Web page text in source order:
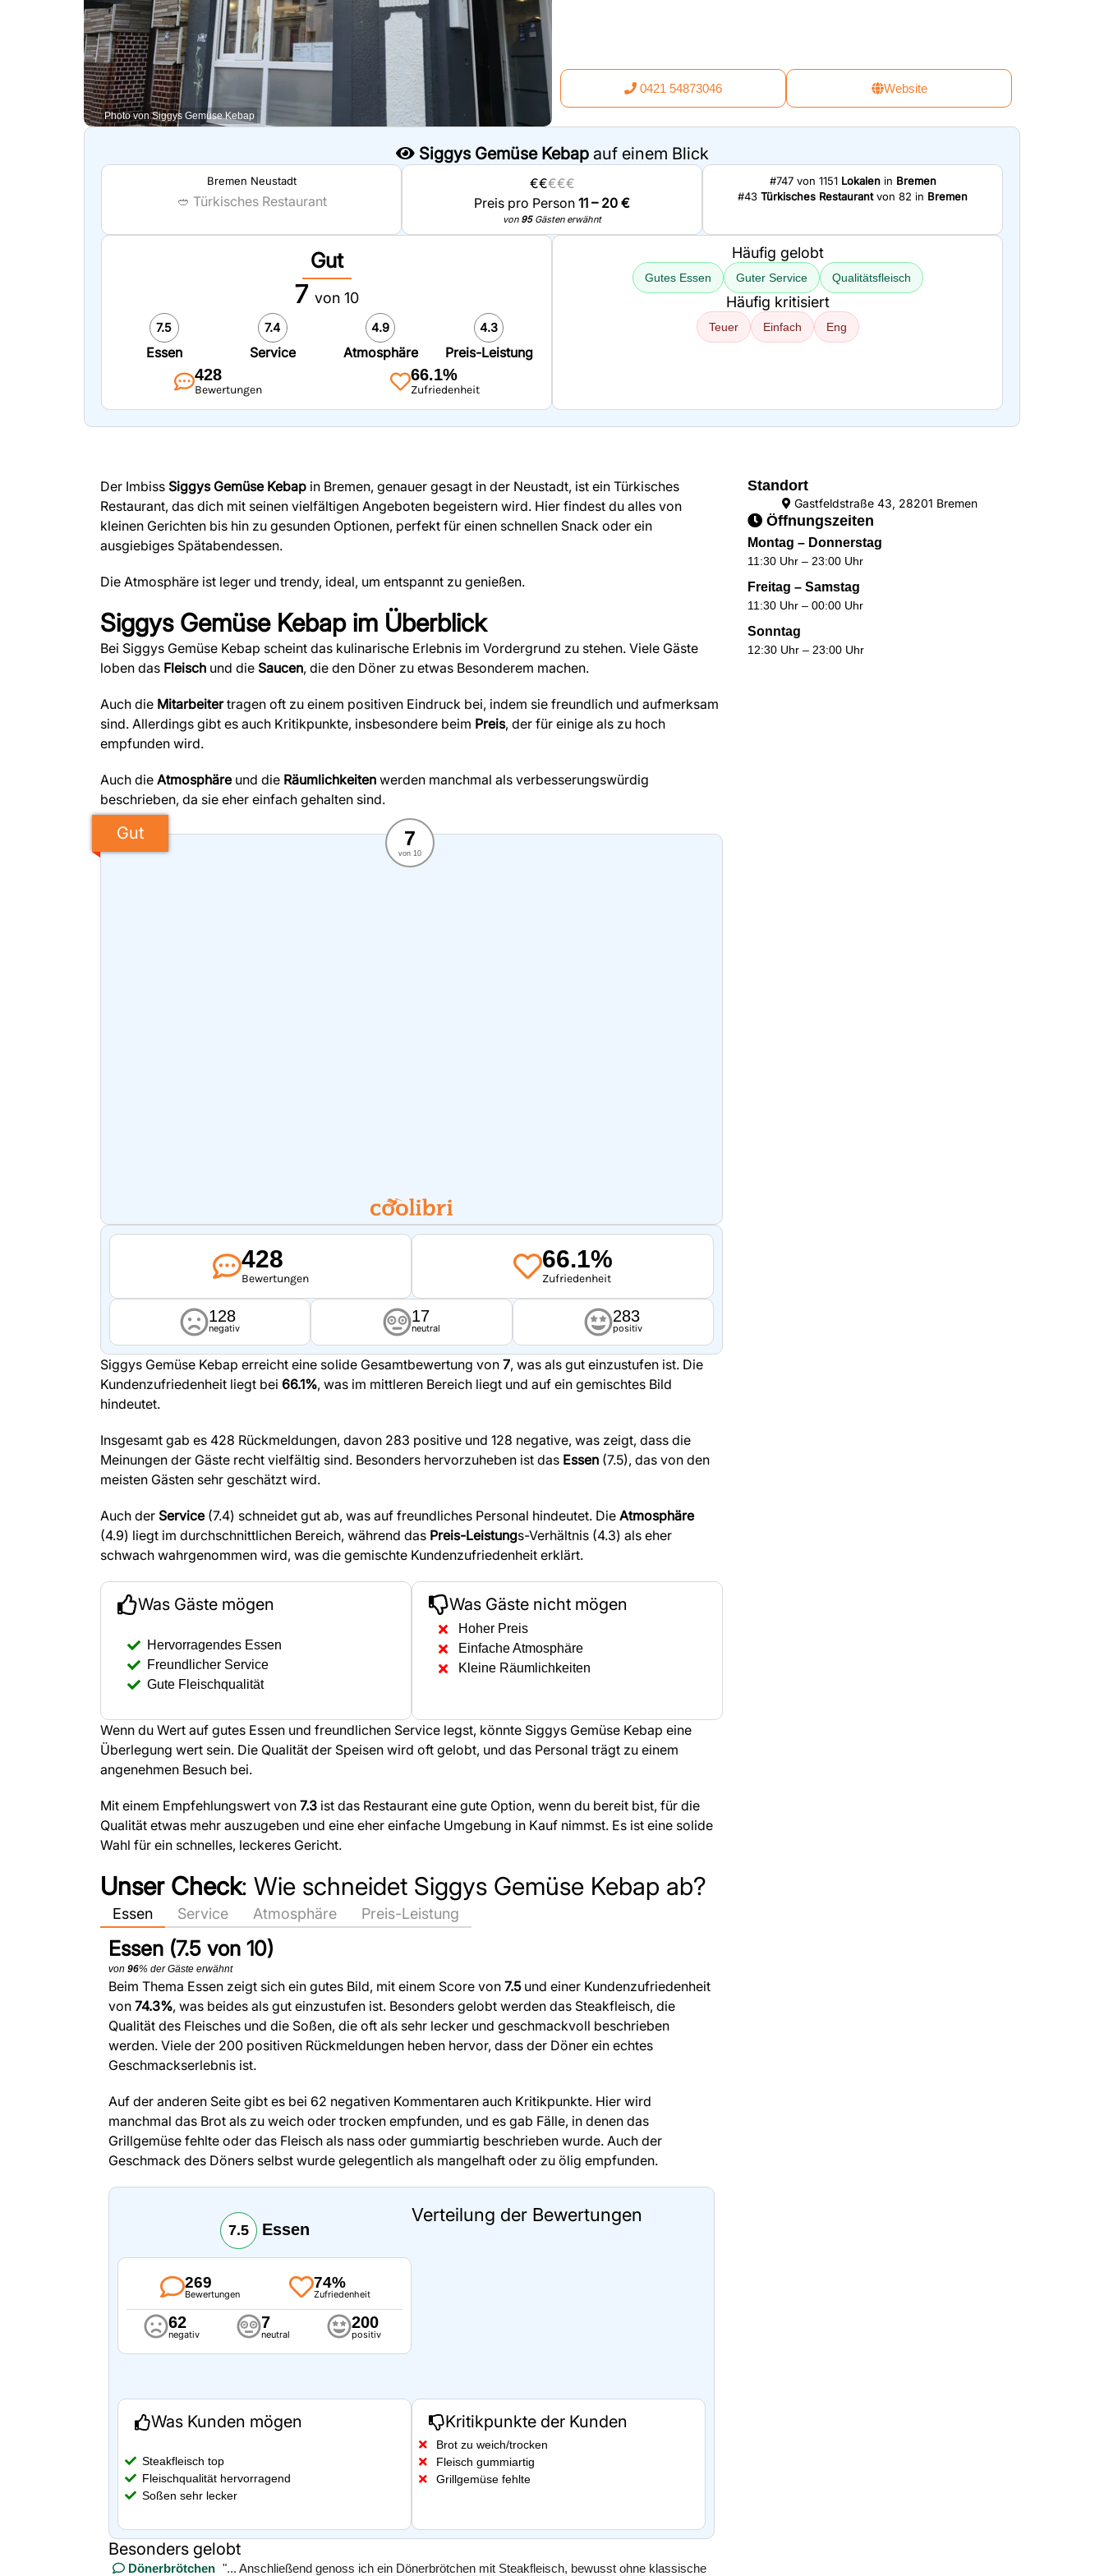
Photo von Siggys Gemüse Kebap
0421 54873046 Website
Siggys Gemüse Kebapauf einem Blick
Bremen Neustadt
🥙 Türkisches Restaurant
€€€€€
Preis pro Person 11 – 20 €
von 95Gästen erwähnt
#747 von 1151 Lokalenin Bremen
#43 Türkisches Restaurantvon 82 in Bremen
Gut
7 von 10
7.5
Essen
7.4
Service
4.9
Atmosphäre
4.3
Preis-Leistung
428
Bewertungen
66.1%
Zufriedenheit
Häufig gelobt
Gutes Essen Guter Service Qualitätsfleisch
Häufig kritisiert
Teuer Einfach Eng
Der Imbiss Siggys Gemüse Kebap in Bremen, genauer gesagt in der Neustadt, ist ein Türkisches
Restaurant, das dich mit seinen vielfältigen Angeboten begeistern wird. Hier findest du alles von
kleinen Gerichten bis hin zu gesunden Optionen, perfekt für einen schnellen Snack oder ein
ausgiebiges Spätabendessen.
Die Atmosphäre ist leger und trendy, ideal, um entspannt zu genießen.
Siggys Gemüse Kebapim Überblick
Bei Siggys Gemüse Kebap scheint das kulinarische Erlebnis im Vordergrund zu stehen. Viele Gäste
loben das Fleisch und die Saucen, die den Döner zu etwas Besonderem machen.
Auch die Mitarbeitertragen oft zu einem positiven Eindruck bei, indem sie freundlich und aufmerksam
sind. Allerdings gibt es auch Kritikpunkte, insbesondere beim Preis, der für einige als zu hoch
empfunden wird.
Auch die Atmosphäreund die Räumlichkeiten werden manchmal als verbesserungswürdig
beschrieben, da sie eher einfach gehalten sind.
Gut 7
von 10
428
Bewertungen
66.1%
Zufriedenheit
128
negativ
17
neutral
283
positiv
Siggys Gemüse Kebap erreicht eine solide Gesamtbewertung von 7, was als gut einzustufen ist. Die
Kundenzufriedenheit liegt bei 66.1%, was im mittleren Bereich liegt und auf ein gemischtes Bild
hindeutet.
Insgesamt gab es 428 Rückmeldungen, davon 283 positive und 128 negative, was zeigt, dass die
Meinungen der Gäste recht vielfältig sind. Besonders hervorzuheben ist das Essen (7.5), das von den
meisten Gästen sehr geschätzt wird.
Auch der Service(7.4) schneidet gut ab, was auf freundliches Personal hindeutet. Die Atmosphäre
(4.9) liegt im durchschnittlichen Bereich, während das Preis-Leistungs-Verhältnis (4.3) als eher
schwach wahrgenommen wird, was die gemischte Kundenzufriedenheit erklärt.
Was Gäste mögen
Hervorragendes Essen
Freundlicher Service
Gute Fleischqualität
Was Gäste nicht mögen
Hoher Preis
Einfache Atmosphäre
Kleine Räumlichkeiten
Wenn du Wert auf gutes Essen und freundlichen Service legst, könnte Siggys Gemüse Kebap eine
Überlegung wert sein. Die Qualität der Speisen wird oft gelobt, und das Personal trägt zu einem
angenehmen Besuch bei.
Mit einem Empfehlungswert von 7.3 ist das Restaurant eine gute Option, wenn du bereit bist, für die
Qualität etwas mehr auszugeben und eine eher einfache Umgebung in Kauf nimmst. Es ist eine solide
Wahl für ein schnelles, leckeres Gericht.
Unser Check: Wie schneidet Siggys Gemüse Kebap ab?
Essen Service Atmosphäre Preis-Leistung
Essen (7.5 von 10)
von 96% der Gäste erwähnt
Beim Thema Essen zeigt sich ein gutes Bild, mit einem Score von 7.5und einer Kundenzufriedenheit
von 74.3%, was beides als gut einzustufen ist. Besonders gelobt werden das Steakfleisch, die
Qualität des Fleisches und die Soßen, die oft als sehr lecker und geschmackvoll beschrieben
werden. Viele der 200 positiven Rückmeldungen heben hervor, dass der Döner ein echtes
Geschmackserlebnis ist.
Auf der anderen Seite gibt es bei 62 negativen Kommentaren auch Kritikpunkte. Hier wird
manchmal das Brot als zu weich oder trocken empfunden, und es gab Fälle, in denen das
Grillgemüse fehlte oder das Fleisch als nass oder gummiartig beschrieben wurde. Auch der
Geschmack des Döners selbst wurde gelegentlich als mangelhaft oder zu ölig empfunden.
7.5 Essen
269
Bewertungen
74%
Zufriedenheit
62
negativ
7
neutral
200
positiv
Verteilung der Bewertungen
Was Kunden mögen
Steakfleisch top
Fleischqualität hervorragend
Soßen sehr lecker
Kritikpunkte der Kunden
Brot zu weich/trocken
Fleisch gummiartig
Grillgemüse fehlte
Besonders gelobt
Dönerbrötchen "... Anschließend genoss ich ein Dönerbrötchen mit Steakfleisch, bewusst ohne klassische
Standort
Gastfeldstraße 43, 28201 Bremen
Öffnungszeiten
Montag – Donnerstag
11:30 Uhr – 23:00 Uhr
Freitag – Samstag
11:30 Uhr – 00:00 Uhr
Sonntag
12:30 Uhr – 23:00 Uhr